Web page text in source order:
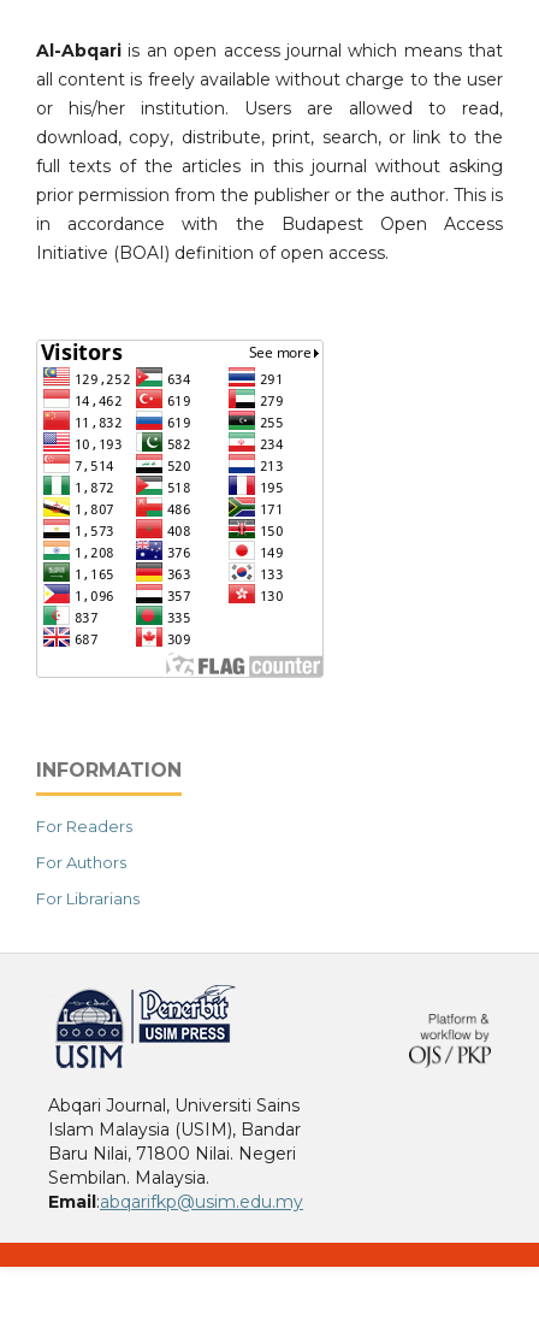
Al-Abqari is an open access journal which means that
all content is freely available without charge to the user
or his/her institution. Users are allowed to read,
download, copy, distribute, print, search, or link to the
full texts of the articles in this journal without asking
prior permission from the publisher or the author. This is
in accordance with the Budapest Open Access
Initiative (BOAI) definition of open access.
INFORMATION
For Readers
For Authors
For Librarians
Abqari Journal, Universiti Sains
Islam Malaysia (USIM), Bandar
Baru Nilai, 71800 Nilai. Negeri
Sembilan. Malaysia.
Email :abqarifkp@usim.edu.my